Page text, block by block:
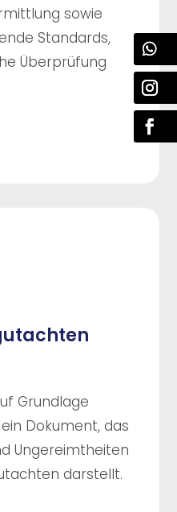
sowie
Standards,
Überprüfung
Grundlage
Dokument, das
Ungereimtheiten
darstellt.